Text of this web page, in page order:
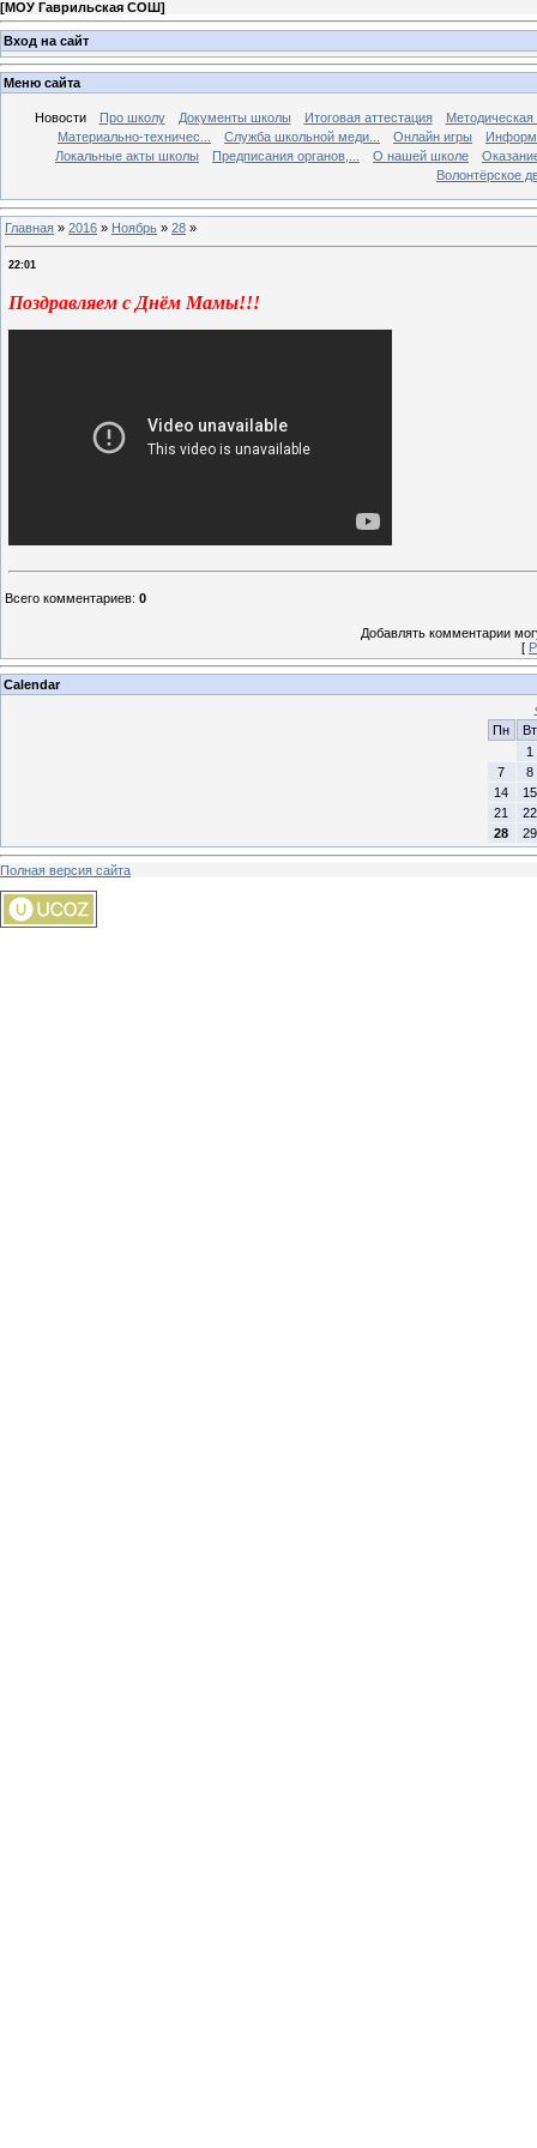
[МОУ Гаврильская СОШ]
Вход на сайт
Меню сайта
Новости Про школу Документы школы Итоговая аттестация
Методическая
Материально-техничес...
Служба школьной меди... Онлайн игры
Локальные акты школы
Предписания органов,... О нашей школе
Волонтёрское
Главная » 2016 » Ноябрь » 28 »
22:01
Поздравляем с Днём Мамы!!!
Всего комментариев: 0
Добавлять комментарии
[
Calendar
Пн
Вт
1
7
8
14
15
21
22
28
29
Полная версия сайта